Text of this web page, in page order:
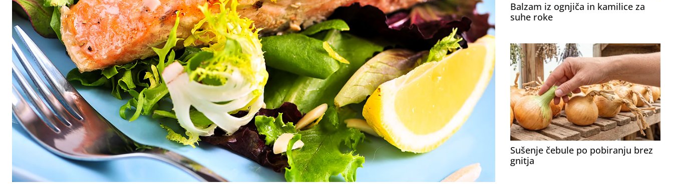
Balzam iz ognjiča in kamilice za
suhe roke
Sušenje čebule po pobiranju brez
gnitja